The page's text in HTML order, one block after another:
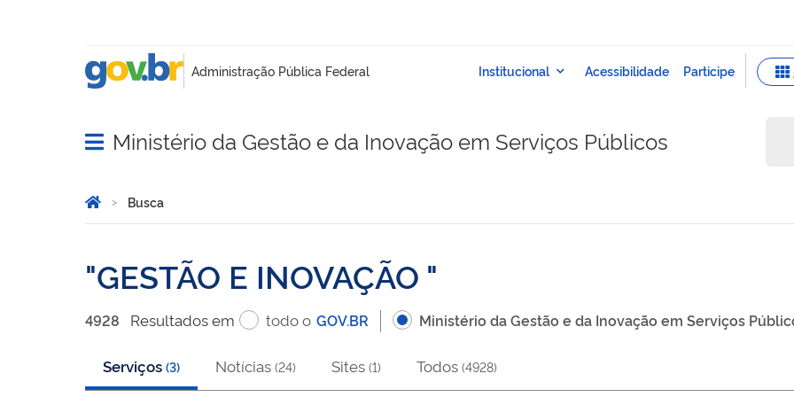
Abrir menu principal de navegação
Ministério da Gestão e da Inovação em Serviços Públicos
Você está aqui:
Página Inicial
Busca
GESTÃO E INOVAÇÃO
4928 Resultadosem todo o GOV.BR Ministério da Gestão e da Inovação em Serviços
Serviços (3) Notícias (24) Sites (1) Todos (4928)